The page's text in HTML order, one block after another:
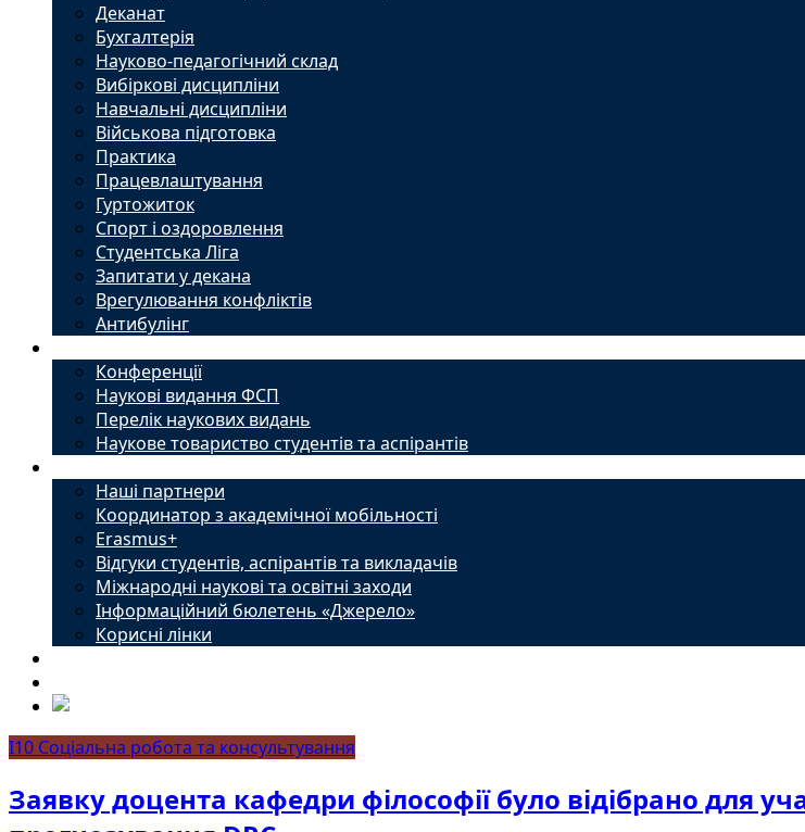
Деканат
Бухгалтерія
Науково-педагогічний склад
Вибіркові дисципліни
Навчальні дисципліни
Військова підготовка
Практика
Працевлаштування
Гуртожиток
Спорт і оздоровлення
Студентська Ліга
Запитати у декана
Врегулювання конфліктів
Антибулінг
Конференції
Наукові видання ФСП
Перелік наукових видань
Наукове товариство студентів та аспірантів
Наші партнери
Координатор з академічної мобільності
Erasmus+
Відгуки студентів, аспірантів та викладачів
Міжнародні наукові та освітні заходи
Інформаційний бюлетень «Джерело»
Корисні лінки
I10 Соціальна робота та консультування
Заявку доцента кафедри філософії було відібрано для